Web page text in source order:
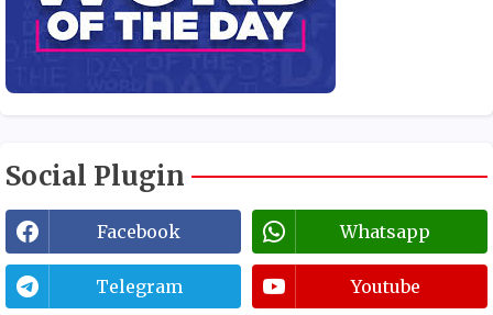
Social Plugin
Facebook Whatsapp
Telegram Youtube